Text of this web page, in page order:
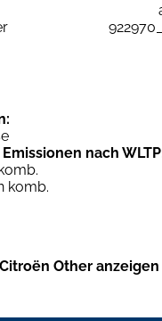
nach
komb.
Other anzeigen